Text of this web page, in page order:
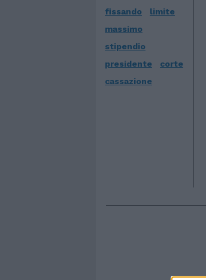
fissando
limite
massimo
stipendio
presidente
corte
cassazione